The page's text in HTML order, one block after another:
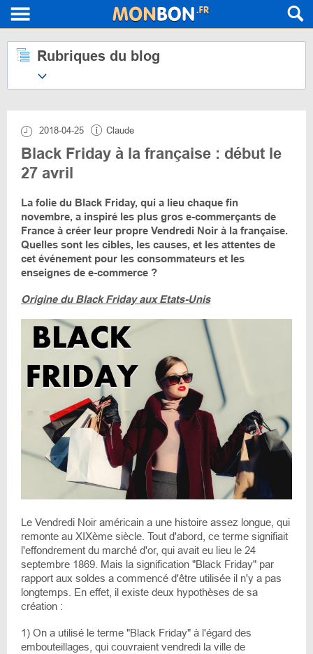
Rubriques du blog
2018-04-25 Claude
Black Friday à la française : début le
27 avril
La folie du Black Friday, qui a lieu chaque fin
novembre, a inspiré les plus gros e-commerçants de
France à créer leur propre Vendredi Noir à la française.
Quelles sont les cibles, les causes, et les attentes de
cet événement pour les consommateurs et les
enseignes de e-commerce ?
Origine du Black Friday aux Etats-Unis
Le Vendredi Noir américain a une histoire assez longue, qui
remonte au XIXème siècle. Tout d'abord, ce terme signifiait
l'effondrement du marché d'or, qui avait eu lieu le 24
septembre 1869. Mais la signification "Black Friday" par
rapport aux soldes a commencé d'être utilisée il n'y a pas
longtemps. En effet, il existe deux hypothèses de sa
création :
1) On a utilisé le terme "Black Friday" à l'égard des
embouteillages, qui couvraient vendredi la ville de